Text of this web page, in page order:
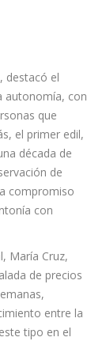
destacó el
autonomía, con
que
el primer edil,
década de
de
compromiso
con
María Cruz,
de precios
entre la
tipo en el